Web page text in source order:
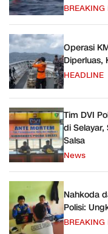
BREAKING
Operasi
Diperluas,
HEADLINE
Tim DVI
di
Salsa
News
Nahkoda
Polisi:
BREAKING